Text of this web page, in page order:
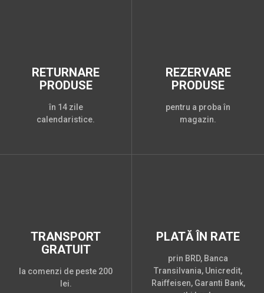
RETURNARE
PRODUSE
în 14 zile
calendaristice.
REZERVARE
PRODUSE
pentru a proba în
magazin.
TRANSPORT
GRATUIT
la comenzi de peste 200
lei.
PLATĂ ÎN RATE
prin BRD, Banca
Transilvania, Unicredit,
Raiffeisen, Garanti Bank,